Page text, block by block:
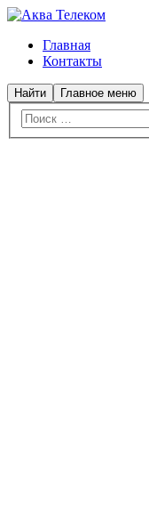
Главная
Контакты
Найти Главное меню